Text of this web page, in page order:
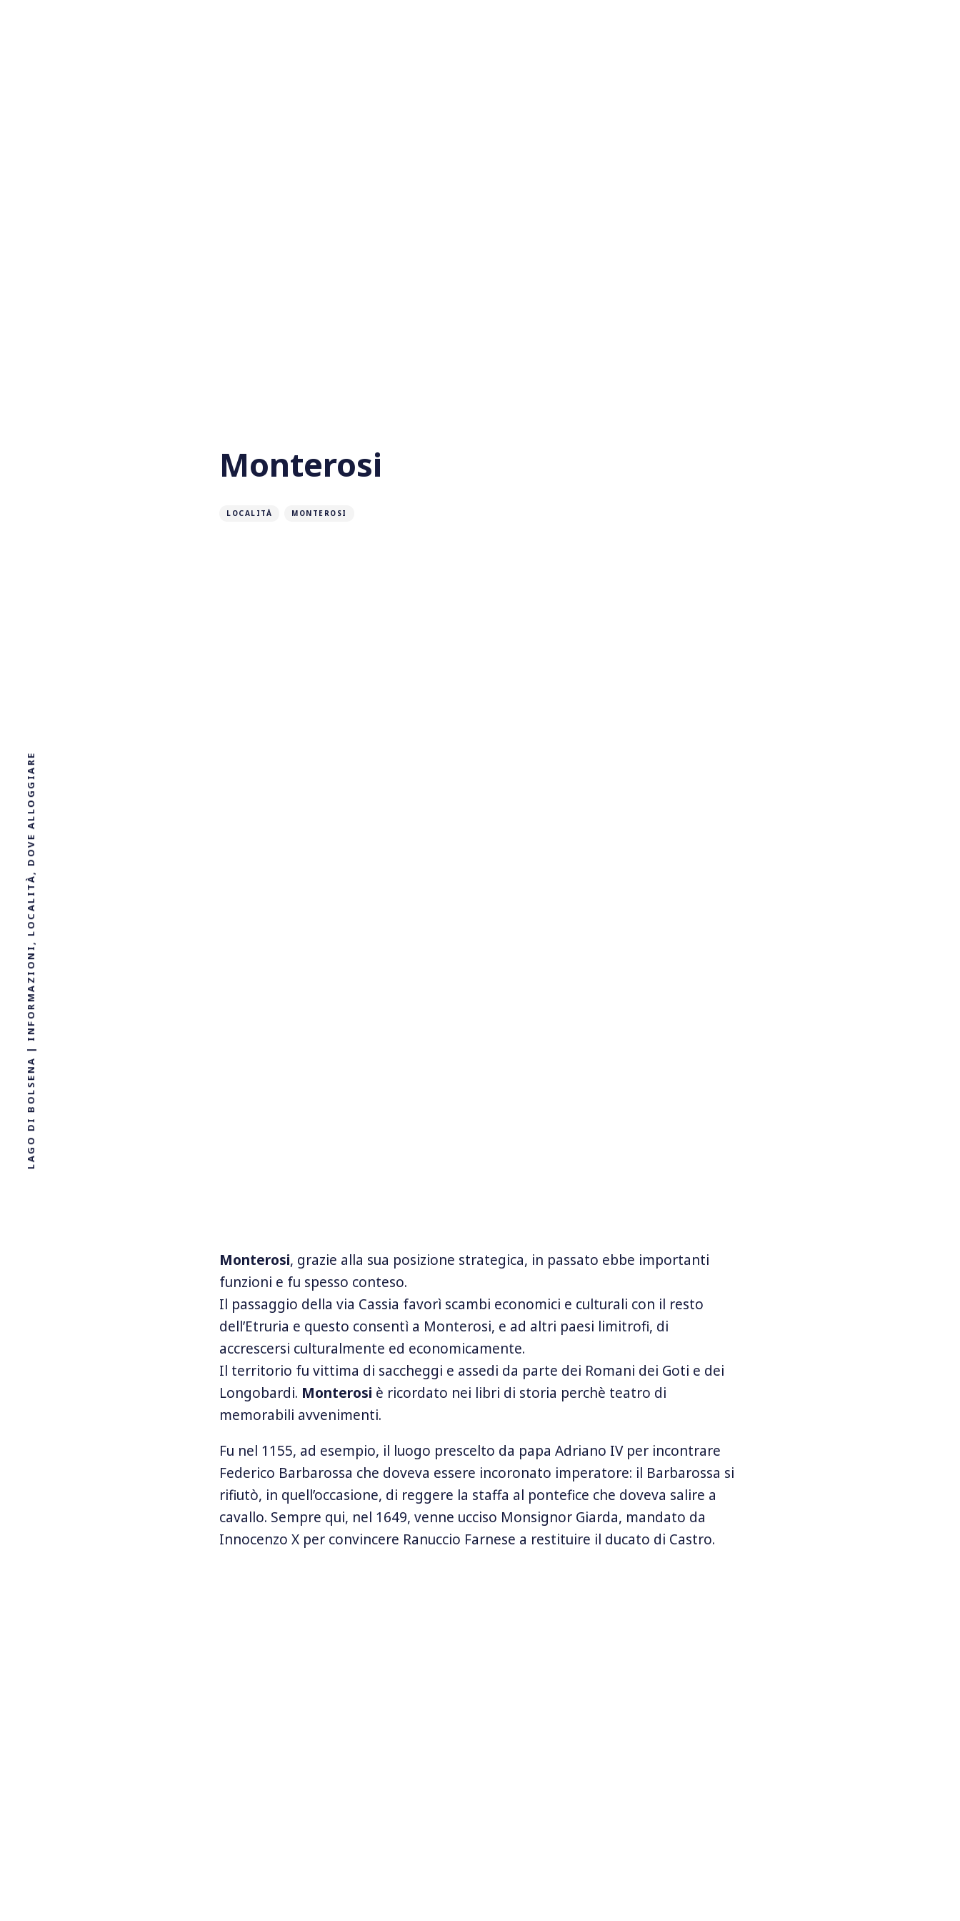
LAGO DI BOLSENA | INFORMAZIONI, LOCALITÀ, DOVE ALLOGGIARE
Monterosi
LOCALITÀ MONTEROSI
Monterosi, grazie alla sua posizione strategica, in passato ebbe importanti
funzioni e fu spesso conteso.
Il passaggio della via Cassia favorì scambi economici e culturali con il resto
dell’Etruria e questo consentì a Monterosi, e ad altri paesi limitrofi, di
accrescersi culturalmente ed economicamente.
Il territorio fu vittima di saccheggi e assedi da parte dei Romani dei Goti e dei
Longobardi. Monterosi è ricordato nei libri di storia perchè teatro di
memorabili avvenimenti.
Fu nel 1155, ad esempio, il luogo prescelto da papa Adriano IV per incontrare
Federico Barbarossa che doveva essere incoronato imperatore: il Barbarossa si
rifiutò, in quell’occasione, di reggere la staffa al pontefice che doveva salire a
cavallo. Sempre qui, nel 1649, venne ucciso Monsignor Giarda, mandato da
Innocenzo X per convincere Ranuccio Farnese a restituire il ducato di Castro.